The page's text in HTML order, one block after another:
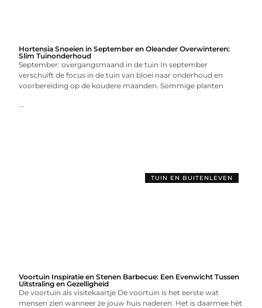
Hortensia Snoeien in September en Oleander Overwinteren:
Slim Tuinonderhoud
September: overgangsmaand in de tuin In september
verschuift de focus in de tuin van bloei naar onderhoud en
voorbereiding op de koudere maanden. Sommige planten
...
TUIN EN BUITENLEVEN
Voortuin Inspiratie en Stenen Barbecue: Een Evenwicht Tussen
Uitstraling en Gezelligheid
De voortuin als visitekaartje De voortuin is het eerste wat
mensen zien wanneer ze jouw huis naderen. Het is daarmee hét